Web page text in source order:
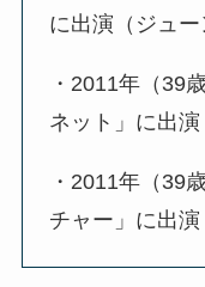
に出演（ジュー
・2011年（39
ネット」に出演
・2011年（39
チャー」に出演